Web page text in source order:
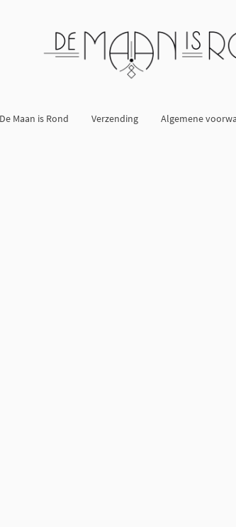
Maan is Rond Verzending Algemene